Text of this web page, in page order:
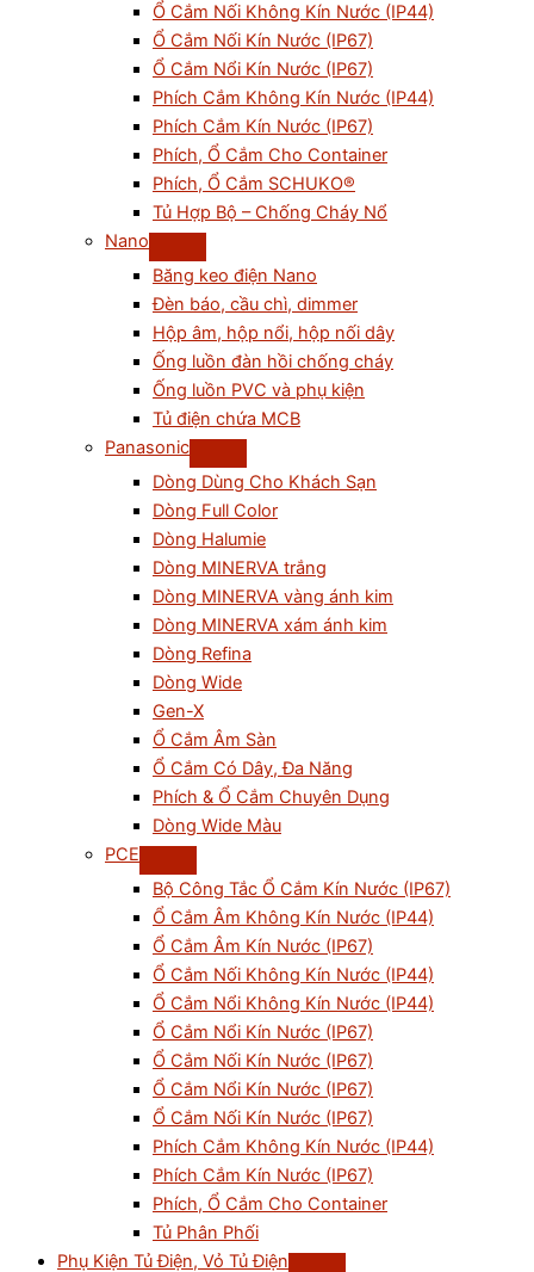
Ổ Cắm Nối Không Kín Nước (IP44)
Ổ Cắm Nối Kín Nước (IP67)
Ổ Cắm Nổi Kín Nước (IP67)
Phích Cắm Không Kín Nước (IP44)
Phích Cắm Kín Nước (IP67)
Phích, Ổ Cắm Cho Container
Phích, Ổ Cắm SCHUKO®
Tủ Hợp Bộ – Chống Cháy Nổ
Nano
Băng keo điện Nano
Đèn báo, cầu chì, dimmer
Hộp âm, hộp nổi, hộp nối dây
Ống luồn đàn hồi chống cháy
Ống luồn PVC và phụ kiện
Tủ điện chứa MCB
Panasonic
Dòng Dùng Cho Khách Sạn
Dòng Full Color
Dòng Halumie
Dòng MINERVA trắng
Dòng MINERVA vàng ánh kim
Dòng MINERVA xám ánh kim
Dòng Refina
Dòng Wide
Gen-X
Ổ Cắm Âm Sàn
Ổ Cắm Có Dây, Đa Năng
Phích & Ổ Cắm Chuyên Dụng
Dòng Wide Màu
PCE
Bộ Công Tắc Ổ Cắm Kín Nước (IP67)
Ổ Cắm Âm Không Kín Nước (IP44)
Ổ Cắm Âm Kín Nước (IP67)
Ổ Cắm Nối Không Kín Nước (IP44)
Ổ Cắm Nổi Không Kín Nước (IP44)
Ổ Cắm Nổi Kín Nước (IP67)
Ổ Cắm Nối Kín Nước (IP67)
Ổ Cắm Nổi Kín Nước (IP67)
Ổ Cắm Nối Kín Nước (IP67)
Phích Cắm Không Kín Nước (IP44)
Phích Cắm Kín Nước (IP67)
Phích, Ổ Cắm Cho Container
Tủ Phân Phối
Phụ Kiện Tủ Điện, Vỏ Tủ Điện